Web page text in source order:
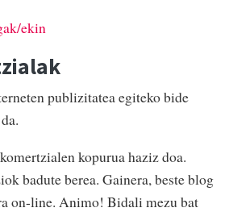
ekin
publizitatea egiteko bide
kopurua haziz doa.
badute berea. Gainera, beste blog
on-line. Animo! Bidali mezu bat